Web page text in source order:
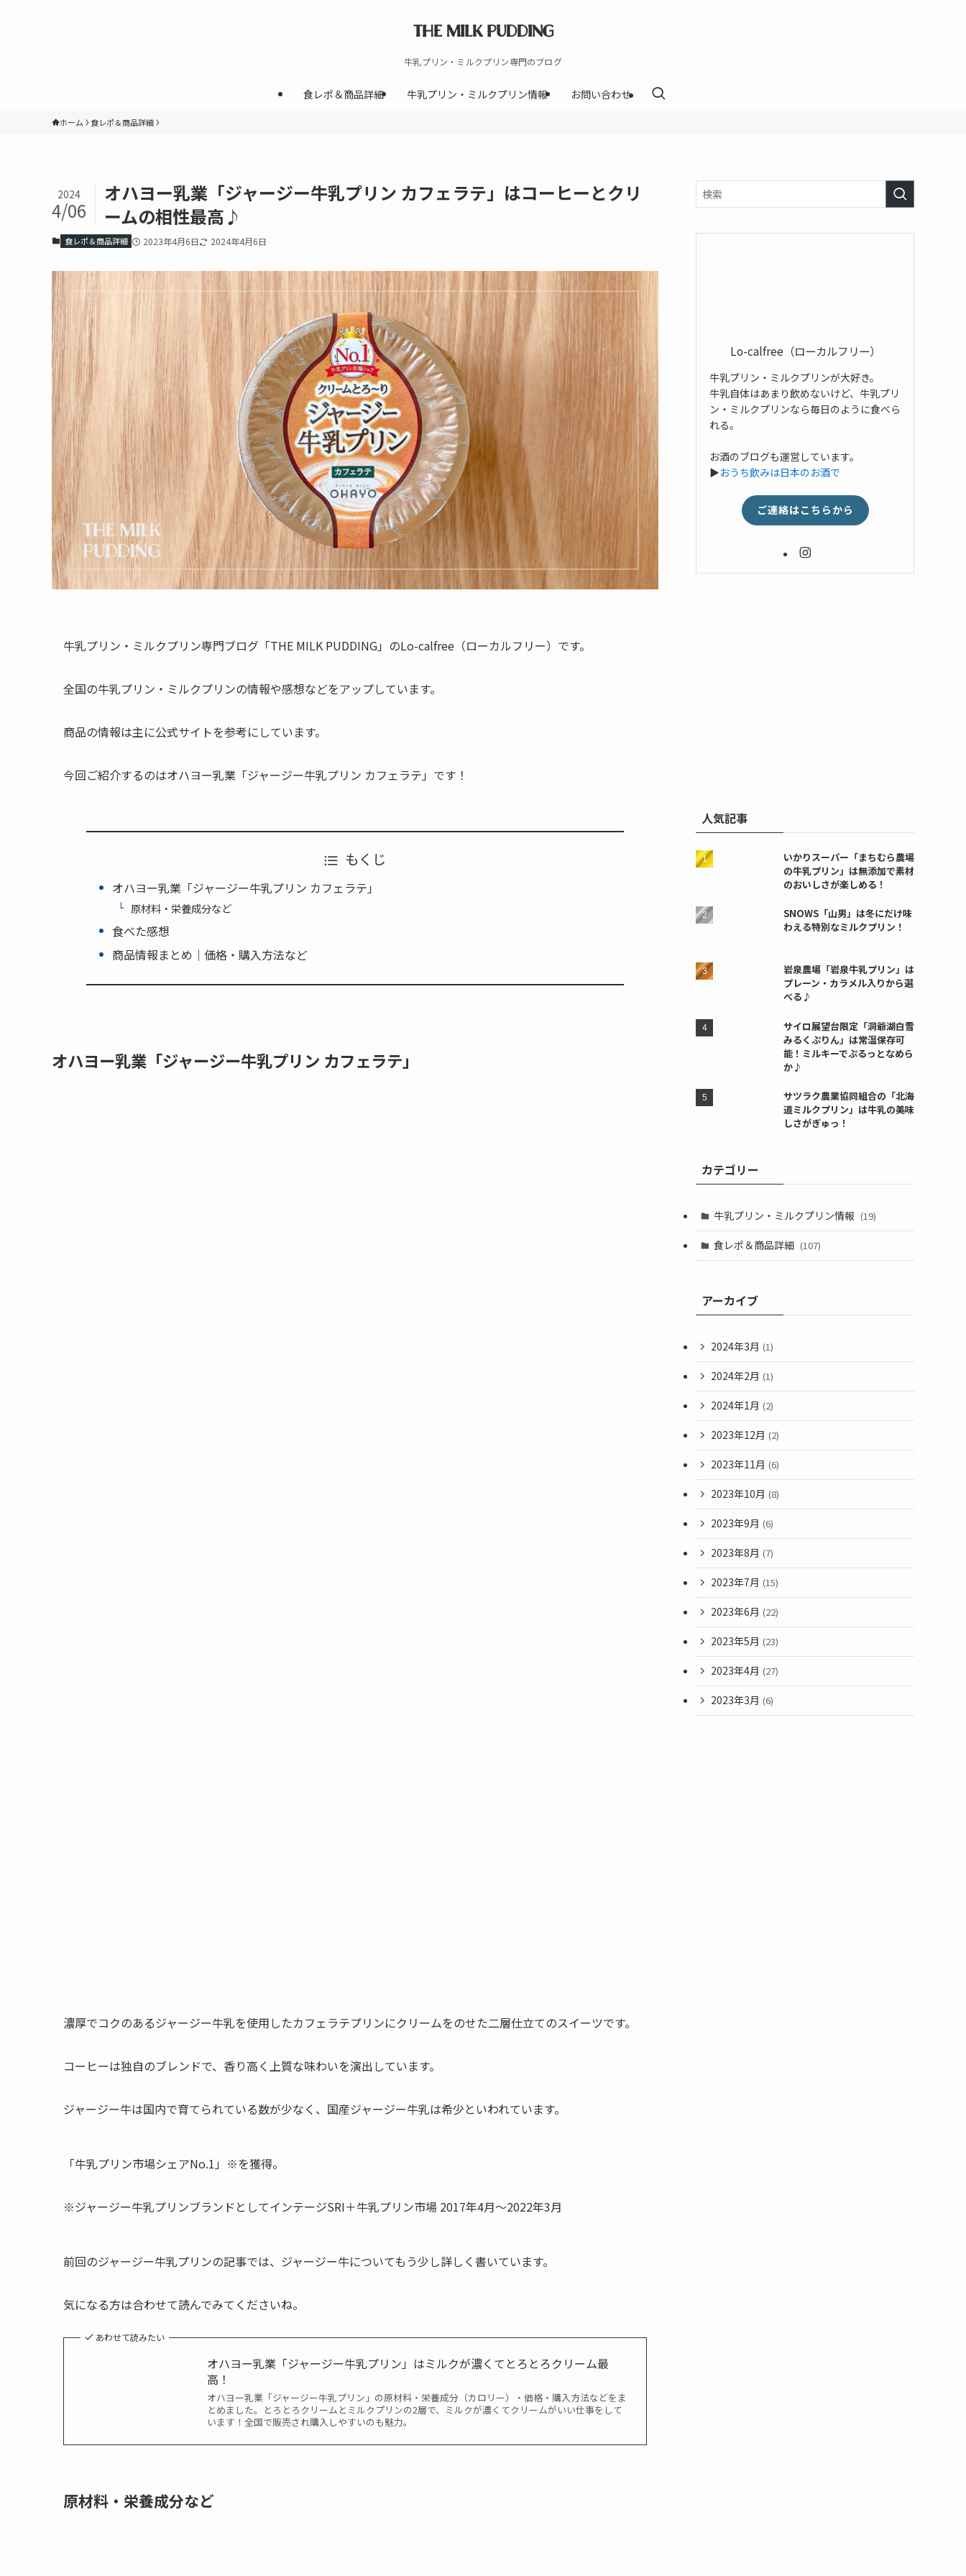
THE MILK PUDDING
牛乳プリン・ミルクプリン専門のブログ
食レポ＆商品詳細 牛乳プリン・ミルクプリン情報 お問い合わせ
ホーム 食レポ＆商品詳細
オハヨー乳業「ジャージー牛乳プリン カフェラテ」はコーヒーとクリ
ームの相性最高♪
2024
4/06
食レポ＆商品詳細 2023年4月6日 2024年4月6日
牛乳プリン・ミルクプリン専門ブログ「THE MILK PUDDING」のLo-calfree（ローカルフリー）です。
全国の牛乳プリン・ミルクプリンの情報や感想などをアップしています。
商品の情報は主に公式サイトを参考にしています。
今回ご紹介するのはオハヨー乳業「ジャージー牛乳プリン カフェラテ」です！
もくじ
オハヨー乳業「ジャージー牛乳プリン カフェラテ」
原材料・栄養成分など
食べた感想
商品情報まとめ｜価格・購入方法など
オハヨー乳業「ジャージー牛乳プリン カフェラテ」
濃厚でコクのあるジャージー牛乳を使用したカフェラテプリンにクリームをのせた二層仕立てのスイーツです。
コーヒーは独自のブレンドで、香り高く上質な味わいを演出しています。
ジャージー牛は国内で育てられている数が少なく、国産ジャージー牛乳は希少といわれています。
「牛乳プリン市場シェアNo.1」※を獲得。
※ジャージー牛乳プリンブランドとしてインテージSRI＋牛乳プリン市場 2017年4月～2022年3月
前回のジャージー牛乳プリンの記事では、ジャージー牛についてもう少し詳しく書いています。
気になる方は合わせて読んでみてくださいね。
あわせて読みたい
オハヨー乳業「ジャージー牛乳プリン」はミルクが濃くてとろとろクリーム最
高！
オハヨー乳業「ジャージー牛乳プリン」の原材料・栄養成分（カロリー）・価格・購入方法などをま
とめました。とろとろクリームとミルクプリンの2層で、ミルクが濃くてクリームがいい仕事をして
います！全国で販売され購入しやすいのも魅力。
原材料・栄養成分など
Lo-calfree（ローカルフリー）
牛乳プリン・ミルクプリンが大好き。
牛乳自体はあまり飲めないけど、牛乳プリ
ン・ミルクプリンなら毎日のように食べら
れる。
お酒のブログも運営しています。
▶おうち飲みは日本のお酒で
ご連絡はこちらから
人気記事
いかりスーパー「まちむら農場
の牛乳プリン」は無添加で素材
のおいしさが楽しめる！
SNOWS「山男」は冬にだけ味
わえる特別なミルクプリン！
岩泉農場「岩泉牛乳プリン」は
プレーン・カラメル入りから選
べる♪
サイロ展望台限定「洞爺湖白雪
みるくぷりん」は常温保存可
能！ミルキーでぷるっとなめら
か♪
サツラク農業協同組合の「北海
道ミルクプリン」は牛乳の美味
しさがぎゅっ！
カテゴリー
牛乳プリン・ミルクプリン情報 (19)
食レポ＆商品詳細 (107)
アーカイブ
2024年3月 (1)
2024年2月 (1)
2024年1月 (2)
2023年12月 (2)
2023年11月 (6)
2023年10月 (8)
2023年9月 (6)
2023年8月 (7)
2023年7月 (15)
2023年6月 (22)
2023年5月 (23)
2023年4月 (27)
2023年3月 (6)